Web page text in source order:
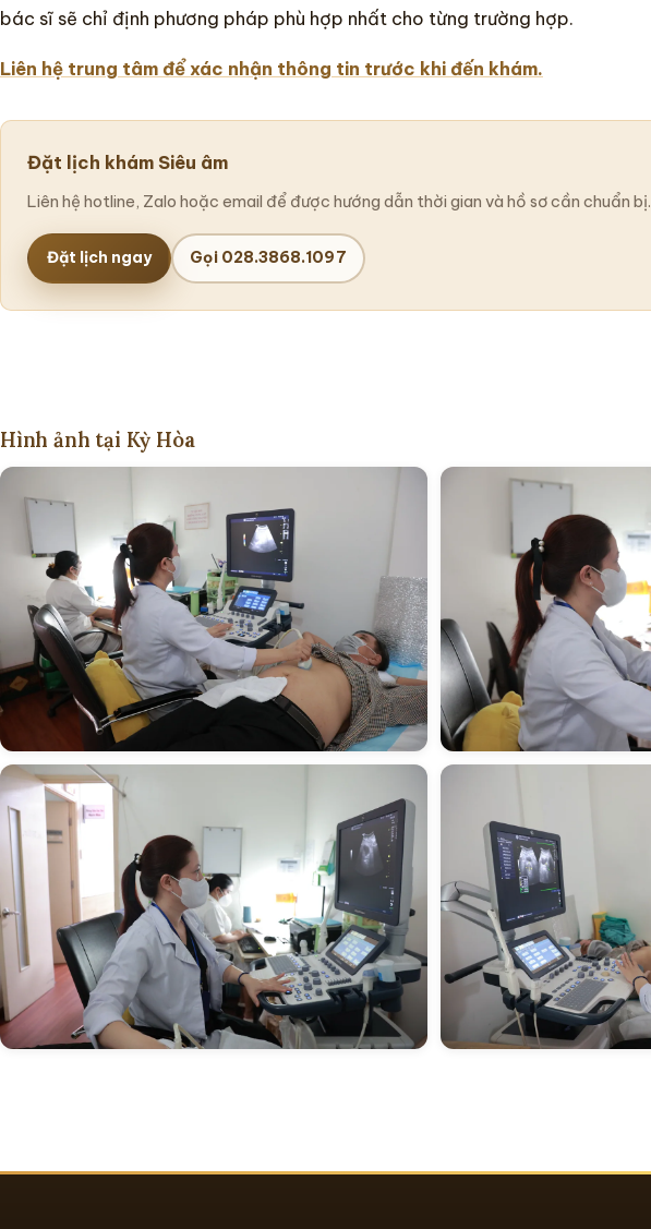
bác sĩ sẽ chỉ định phương pháp phù hợp nhất cho từng trường hợp.
Liên hệ trung tâm để xác nhận thông tin trước khi đến khám.
Đặt lịch khám Siêu âm
Liên hệ hotline, Zalo hoặc email để được hướng dẫn thời gian và hồ sơ cần chuẩn bị.
Đặt lịch ngay Gọi 028.3868.1097
Hình ảnh tại Kỳ Hòa